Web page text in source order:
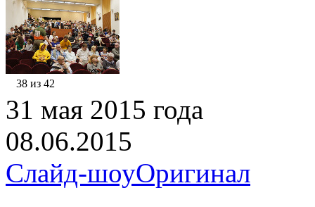
38 из 42
31 мая 2015 года
08.06.2015
Слайд-шоуОригинал